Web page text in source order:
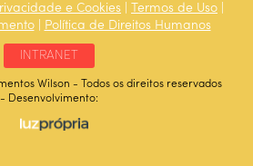
e Cookies Termos de Uso
| Política de Direitos Humanos
INTRANET
Wilson - Todos os direitos reservados
- Desenvolvimento: